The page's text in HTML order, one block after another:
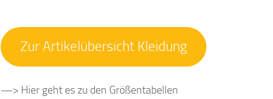
Zur Artikelübersicht Kleidung
—> Hier geht es zu den Größentabellen